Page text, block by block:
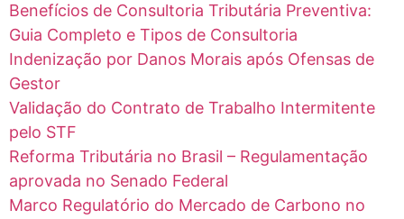
Benefícios de Consultoria Tributária Preventiva:
Guia Completo e Tipos de Consultoria
Indenização por Danos Morais após Ofensas de
Gestor
Validação do Contrato de Trabalho Intermitente
pelo STF
Reforma Tributária no Brasil – Regulamentação
aprovada no Senado Federal
Marco Regulatório do Mercado de Carbono no